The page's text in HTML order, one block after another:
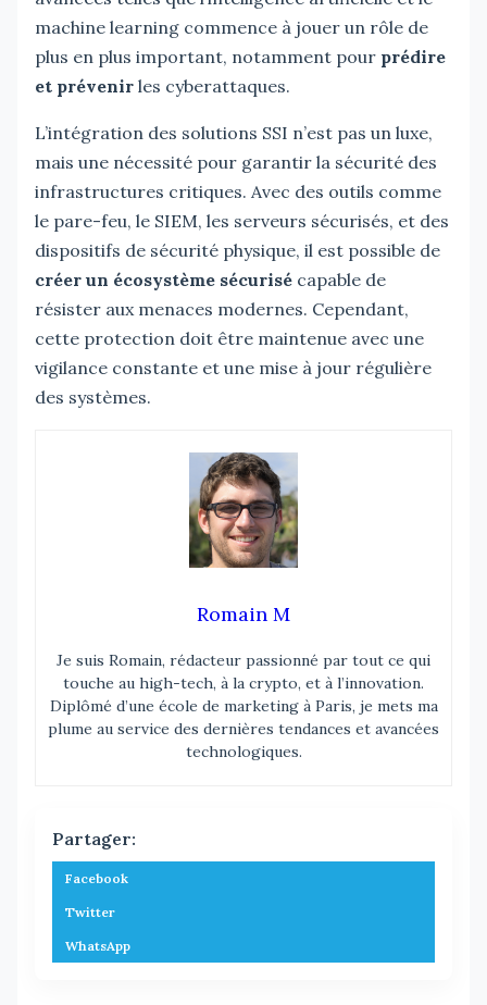
machine learning commence à jouer un rôle de
plus en plus important, notamment pour prédire
et prévenir les cyberattaques.
L’intégration des solutions SSI n’est pas un luxe,
mais une nécessité pour garantir la sécurité des
infrastructures critiques. Avec des outils comme
le pare-feu, le SIEM, les serveurs sécurisés, et des
dispositifs de sécurité physique, il est possible de
créer un écosystème sécurisé capable de
résister aux menaces modernes. Cependant,
cette protection doit être maintenue avec une
vigilance constante et une mise à jour régulière
des systèmes.
Romain M
Je suis Romain, rédacteur passionné par tout ce qui
touche au high-tech, à la crypto, et à l’innovation.
Diplômé d’une école de marketing à Paris, je mets ma
plume au service des dernières tendances et avancées
technologiques.
Partager:
Facebook
Twitter
WhatsApp